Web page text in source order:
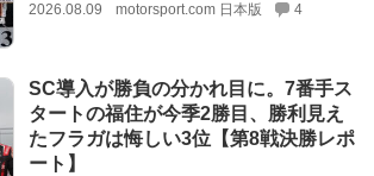
2026.08.09 motorsport.com 日本版 4
SC導入が勝負の分かれ目に。7番手ス
タートの福住が今季2勝目、勝利見え
たフラガは悔しい3位【第8戦決勝レポ
ート】